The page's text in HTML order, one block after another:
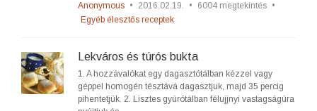
Anonymous • 2016.02.19. • 6004 megtekintés •
Egyéb élesztős receptek
Lekváros és túrós bukta
1. A hozzávalókat egy dagasztótálban kézzel vagy
géppel homogén tésztává dagasztjuk, majd 35 percig
pihentetjük. 2. Lisztes gyúrótálban félujjnyi vastagságúra